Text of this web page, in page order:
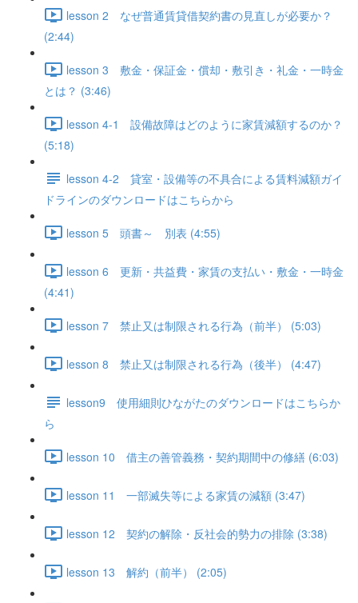
lesson 2 なぜ普通賃貸借契約書の見直しが必要か？
(2:44)
lesson 3 敷金・保証金・償却・敷引き・礼金・一時金
とは？ (3:46)
lesson 4-1 設備故障はどのように家賃減額するのか？
(5:18)
lesson 4-2 貸室・設備等の不具合による賃料減額ガイ
ドラインのダウンロードはこちらから
lesson 5 頭書～ 別表 (4:55)
lesson 6 更新・共益費・家賃の支払い・敷金・一時金
(4:41)
lesson 7 禁止又は制限される行為（前半） (5:03)
lesson 8 禁止又は制限される行為（後半） (4:47)
lesson9 使用細則ひながたのダウンロードはこちらか
ら
lesson 10 借主の善管義務・契約期間中の修繕 (6:03)
lesson 11 一部滅失等による家賃の減額 (3:47)
lesson 12 契約の解除・反社会的勢力の排除 (3:38)
lesson 13 解約（前半） (2:05)